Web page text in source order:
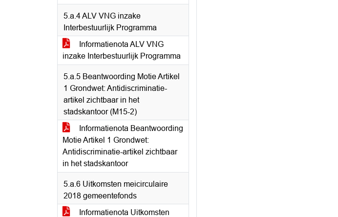
5.a.4 ALV VNG inzake
Interbestuurlijk Programma
Informatienota ALV VNG
inzake Interbestuurlijk Programma
5.a.5 Beantwoording Motie Artikel
1 Grondwet: Antidiscriminatie-
artikel zichtbaar in het
stadskantoor (M15-2)
Informatienota Beantwoording
Motie Artikel 1 Grondwet:
Antidiscriminatie-artikel zichtbaar
in het stadskantoor
5.a.6 Uitkomsten meicirculaire
2018 gemeentefonds
Informatienota Uitkomsten